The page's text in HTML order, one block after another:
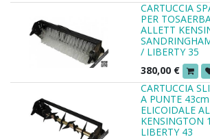
CARTUCCIA
PER
ALLETT
/ LIBERTY 35
380,00 €
CARTUCCIA
A PUNTE
ELICOIDALE
KENSINGTON
LIBERTY 43